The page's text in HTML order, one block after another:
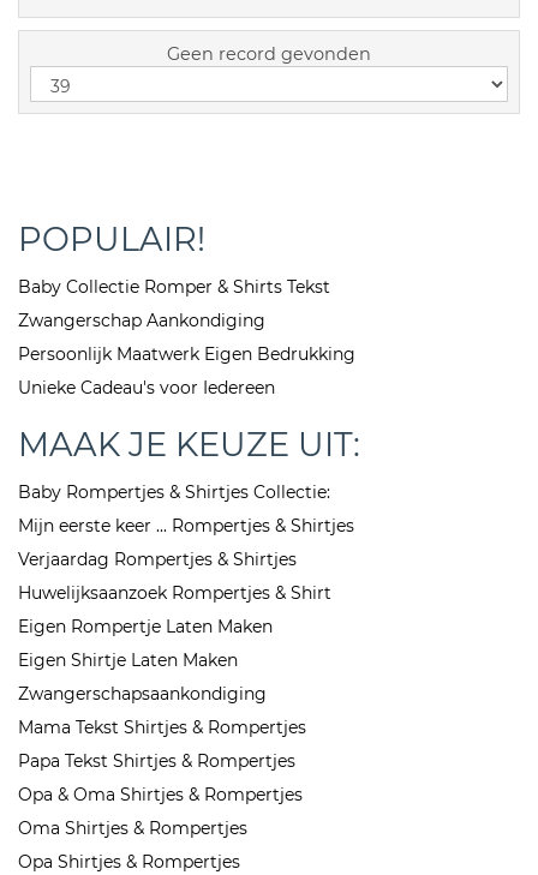
Geen record gevonden
POPULAIR!
Baby Collectie Romper & Shirts Tekst
Zwangerschap Aankondiging
Persoonlijk Maatwerk Eigen Bedrukking
Unieke Cadeau's voor Iedereen
MAAK JE KEUZE UIT:
Baby Rompertjes & Shirtjes Collectie:
Mijn eerste keer ... Rompertjes & Shirtjes
Verjaardag Rompertjes & Shirtjes
Huwelijksaanzoek Rompertjes & Shirt
Eigen Rompertje Laten Maken
Eigen Shirtje Laten Maken
Zwangerschapsaankondiging
Mama Tekst Shirtjes & Rompertjes
Papa Tekst Shirtjes & Rompertjes
Opa & Oma Shirtjes & Rompertjes
Oma Shirtjes & Rompertjes
Opa Shirtjes & Rompertjes